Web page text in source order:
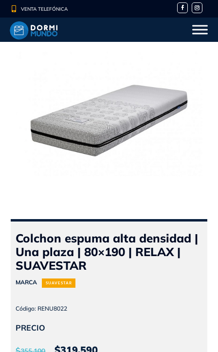
 VENTA TELEFÓNICA
Colchon espuma alta densidad |
Una plaza | 80×190 | RELAX |
SUAVESTAR
MARCA SUAVESTAR
Código: RENU8022
PRECIO
El
El